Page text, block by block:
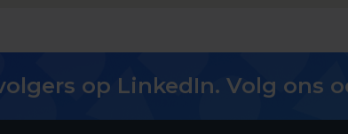
op LinkedIn. Volg ons